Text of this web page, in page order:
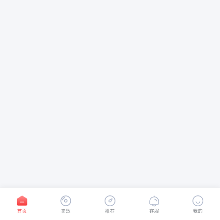
首页 卖歌 推荐 客服 我的